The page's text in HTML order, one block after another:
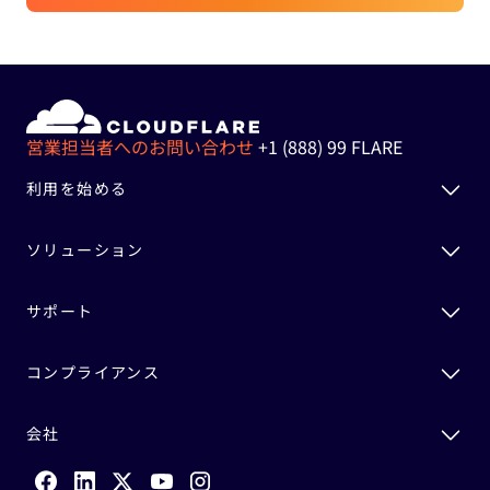
営業担当者へのお問い合わせ +1 (888) 99 FLARE
利用を始める
ソリューション
サポート
コンプライアンス
会社